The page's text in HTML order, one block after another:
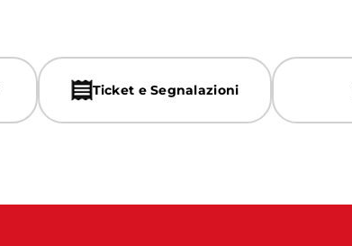
Ticket e Segnalazioni